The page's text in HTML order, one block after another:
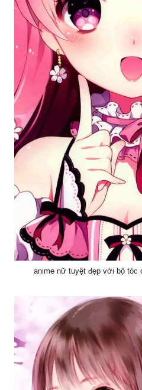
anime nữ tuyệt đẹp với bộ tóc